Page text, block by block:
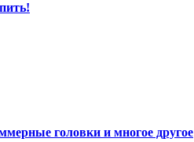
головки и многое другое